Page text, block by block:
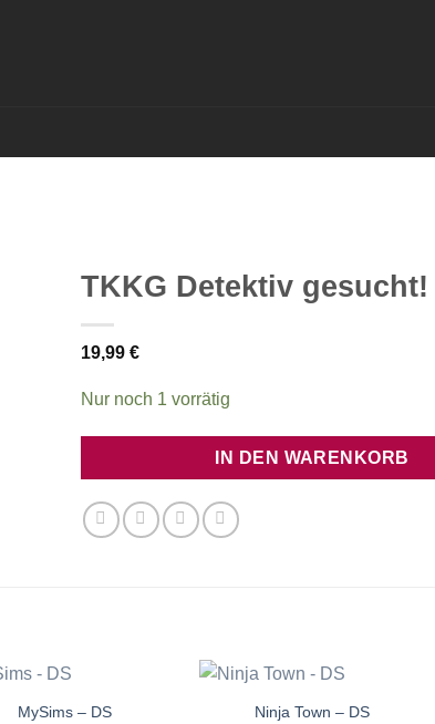
TKKG Detektiv gesucht!
19,99 €
Nur noch 1 vorrätig
IN DEN WARENKORB
MySims – DS
Ninja Town – DS